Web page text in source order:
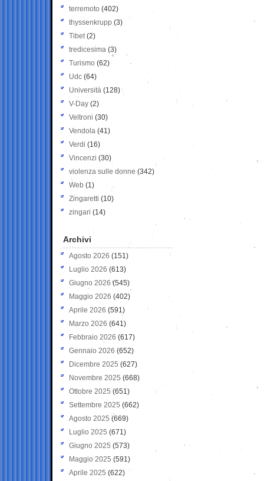
terremoto (402)
thyssenkrupp (3)
Tibet(2)
tredicesima (3)
Turismo (62)
Udc (64)
Università (128)
V-Day (2)
Veltroni (30)
Vendola (41)
Verdi (16)
Vincenzi (30)
violenza sulle donne (342)
Web (1)
Zingaretti (10)
zingari (14)
Archivi
Agosto 2026 (151)
Luglio 2026 (613)
Giugno 2026 (545)
Maggio 2026 (402)
Aprile 2026 (591)
Marzo 2026 (641)
Febbraio 2026 (617)
Gennaio 2026 (652)
Dicembre 2025 (627)
Novembre 2025 (668)
Ottobre 2025 (651)
Settembre 2025 (662)
Agosto 2025 (669)
Luglio 2025 (671)
Giugno 2025 (573)
Maggio 2025 (591)
Aprile 2025 (622)